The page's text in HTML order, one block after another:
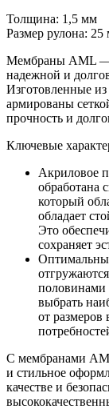
Толщина: 1,5 мм
Размер рулона:
Мембраны AML —
надежной и
Изготовленные
армированы
прочность и
Ключевые
Акриловое
обработана
который
обладает
Это
сохраняет
половинами
выбрать
от размеров
С мембранами
и стильное
качестве и